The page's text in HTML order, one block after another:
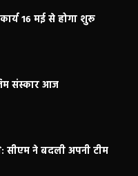
16 मई से होगा शुरू
संस्कार आज
ने बदली अपनी टीम